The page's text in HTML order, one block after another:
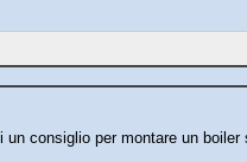
consiglio per montare un